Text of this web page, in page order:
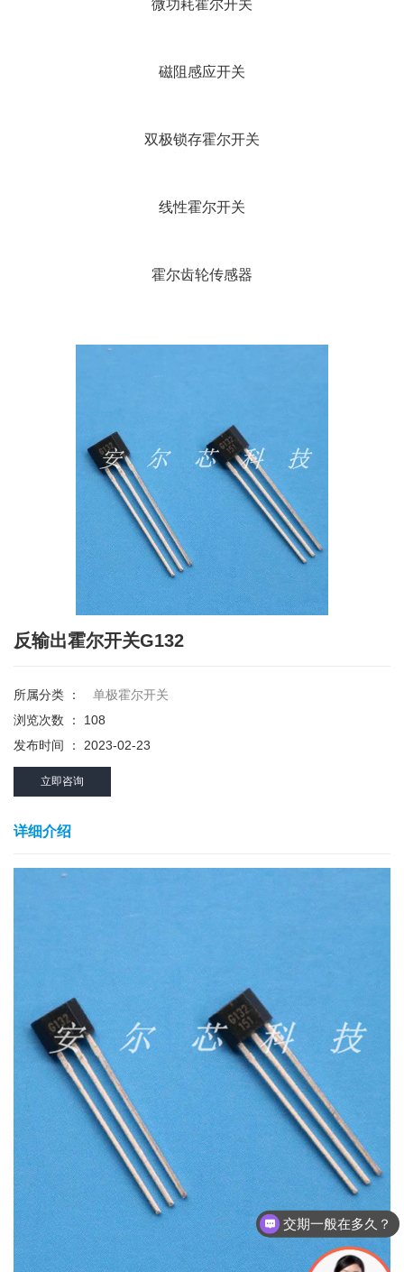
微功耗霍尔开关
磁阻感应开关
双极锁存霍尔开关
线性霍尔开关
霍尔齿轮传感器
反输出霍尔开关G132
所属分类 ：
单极霍尔开关
浏览次数 ： 108
发布时间 ： 2023-02-23
立即咨询
详细介绍
交期一般在多久？